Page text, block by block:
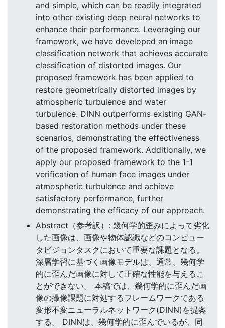
and simple, which can be readily integrated
into other existing deep neural networks to
enhance their performance. Leveraging our
framework, we have developed an image
classification network that achieves accurate
classification of distorted images. Our
proposed framework has been applied to
restore geometrically distorted images by
atmospheric turbulence and water
turbulence. DINN outperforms existing GAN-
based restoration methods under these
scenarios, demonstrating the effectiveness
of the proposed framework. Additionally, we
apply our proposed framework to the 1-1
verification of human face images under
atmospheric turbulence and achieve
satisfactory performance, further
demonstrating the efficacy of our approach.
Abstract（参考訳）: 幾何学的歪みによって劣化
した画像は、画像や物体認識などのコンピュー
タビジョンタスクにおいて重要な課題となる。
深層学習に基づく画像モデルは、通常、幾何学
的に歪んだ画像に対して正確な性能を与えるこ
とができない。 本稿では、幾何学的に歪んだ画
像の撮像課題に対処するフレームワークである
変形不変ニューラルネットワーク(DINN)を提案
する。 DINNは、幾何学的に歪んでいるが、同